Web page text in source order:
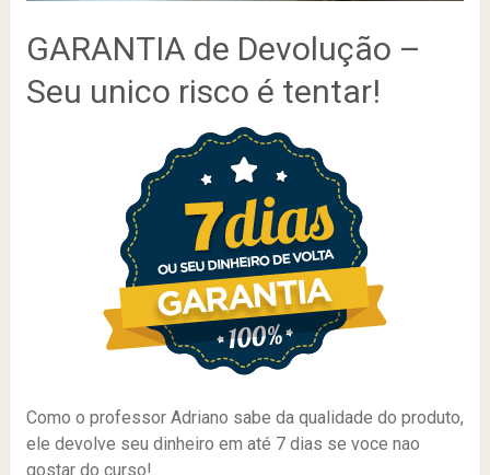
GARANTIA de Devolução –
Seu unico risco é tentar!
Como o professor Adriano sabe da qualidade do produto,
ele devolve seu dinheiro em até 7 dias se voce nao
gostar do curso!